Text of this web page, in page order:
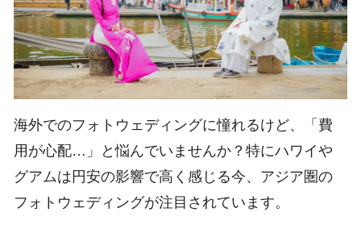
海外でのフォトウェディングに憧れるけど、「費
用が心配…」と悩んでいませんか？特にハワイや
グアムは円安の影響で高く感じる今、アジア圏の
フォトウェディングが注目されています。